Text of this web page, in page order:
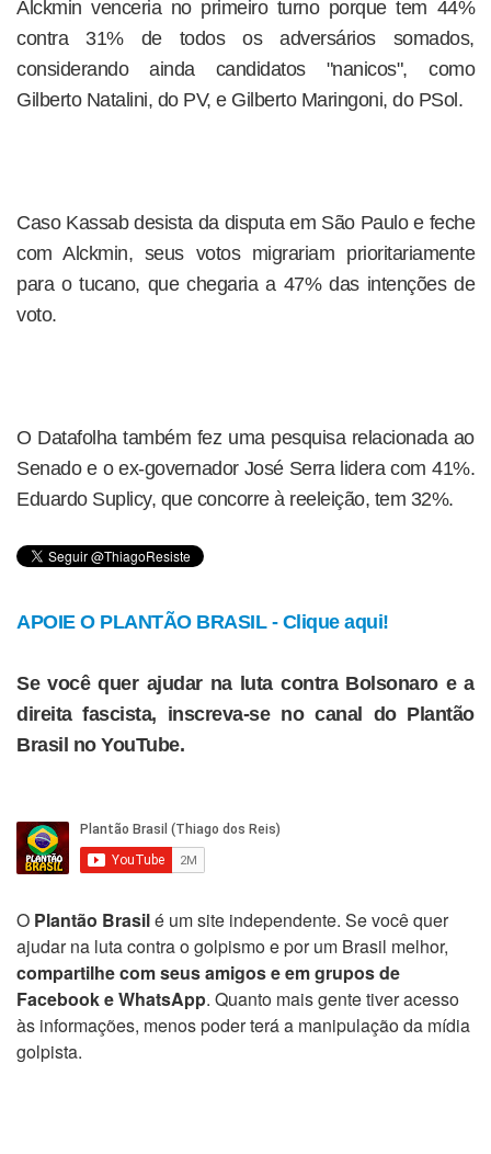
Alckmin venceria no primeiro turno porque tem 44%
contra 31% de todos os adversários somados,
considerando ainda candidatos "nanicos", como
Gilberto Natalini, do PV, e Gilberto Maringoni, do PSol.
Caso Kassab desista da disputa em São Paulo e feche
com Alckmin, seus votos migrariam prioritariamente
para o tucano, que chegaria a 47% das intenções de
voto.
O Datafolha também fez uma pesquisa relacionada ao
Senado e o ex-governador José Serra lidera com 41%.
Eduardo Suplicy, que concorre à reeleição, tem 32%.
APOIE O PLANTÃO BRASIL - Clique aqui!
Se você quer ajudar na luta contra Bolsonaro e a
direita fascista, inscreva-se no canal do Plantão
Brasil no YouTube.
O Plantão Brasilé um site independente. Se você quer
ajudar na luta contra o golpismo e por um Brasil melhor,
compartilhe com seus amigos e em grupos de
Facebook e WhatsApp. Quanto mais gente tiver acesso
às informações, menos poder terá a manipulação da mídia
golpista.